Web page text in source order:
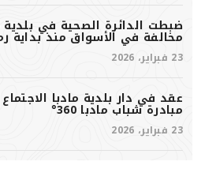
مخالفة في الأسواق منذ بداية
23 فبراير، 2026
عقد في دار بلدية مادبا
مبادرة شباب مادبا 360°
23 فبراير، 2026